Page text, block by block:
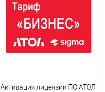
Активация лицензии ПО АТОЛ